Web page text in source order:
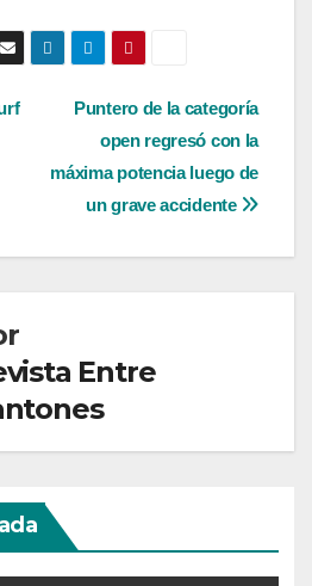
Puntero de la categoría
open regresó con la
máxima potencia luego de
un grave accidente
Entre